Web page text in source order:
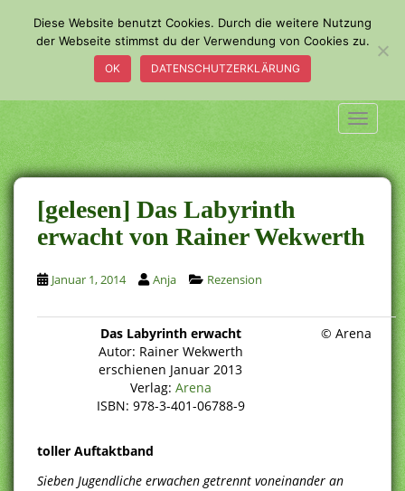
a
i
n
c
o
n
t
e
n
t
[gelesen] Das Labyrinth
erwacht von Rainer Wekwerth
Januar 1, 2014 Anja Rezension
Das Labyrinth erwacht
Autor: Rainer Wekwerth
erschienen Januar 2013
Verlag: Arena
ISBN: 978-3-401-06788-9
© Arena
toller Auftaktband
Sieben Jugendliche erwachen getrennt voneinander an
Diese Website benutzt Cookies. Durch die weitere Nutzung
der Webseite stimmst du der Verwendung von Cookies zu.
OK DATENSCHUTZERKLÄRUNG